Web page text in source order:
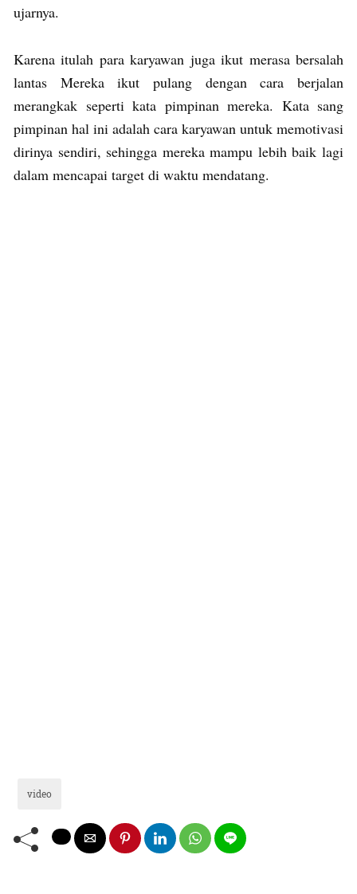
ujarnya.
Karena itulah para karyawan juga ikut merasa bersalah
lantas Mereka ikut pulang dengan cara berjalan
merangkak seperti kata pimpinan mereka. Kata sang
pimpinan hal ini adalah cara karyawan untuk memotivasi
dirinya sendiri, sehingga mereka mampu lebih baik lagi
dalam mencapai target di waktu mendatang.
video